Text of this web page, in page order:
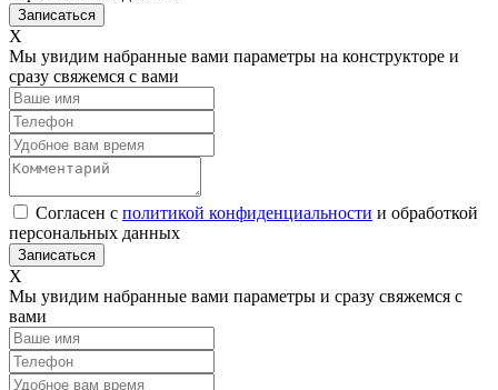
Х
Мы увидим набранные вами параметры на конструкторе и
сразу свяжемся с вами
Согласен с политикой конфиденциальности и обработкой
персональных данных
Х
Мы увидим набранные вами параметры и сразу свяжемся с
вами